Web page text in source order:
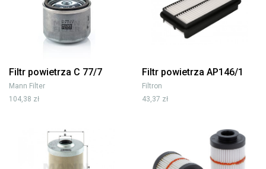
Filtr powietrza C 77/7
Mann Filter
104,38 zł
Filtr powietrza AP146/1
Filtron
43,37 zł